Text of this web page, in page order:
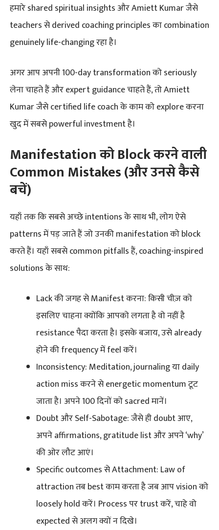
हमारे shared spiritual insights और Amiett Kumar जैसे
teachers से derived coaching principles का combination
genuinely life-changing रहा है।
अगर आप अपनी 100-day transformation को seriously
लेना चाहते हैं और expert guidance चाहते हैं, तो Amiett
Kumar जैसे certified life coach के काम को explore करना
खुद में सबसे powerful investment है।
Manifestation को Block करने वाली
Common Mistakes (और उनसे कैसे
बचें)
यहाँ तक कि सबसे अच्छे intentions के साथ भी, लोग ऐसे
patterns में पड़ जाते हैं जो उनकी manifestation को block
करते हैं। यहाँ सबसे common pitfalls हैं, coaching-inspired
solutions के साथ:
Lack की जगह से Manifest करना: किसी चीज़ को
इसलिए चाहना क्योंकि आपको लगता है वो नहीं है
resistance पैदा करता है। इसके बजाय, उसे already
होने की frequency में feel करें।
Inconsistency: Meditation, journaling या daily
action miss करने से energetic momentum टूट
जाता है। अपने 100 दिनों को sacred मानें।
Doubt और Self-Sabotage: जैसे ही doubt आए,
अपने affirmations, gratitude list और अपने ‘why’
की ओर लौट आएं।
Specific outcomes से Attachment: Law of
attraction तब best काम करता है जब आप vision को
loosely hold करें। Process पर trust करें, चाहे वो
expected से अलग क्यों न दिखे।